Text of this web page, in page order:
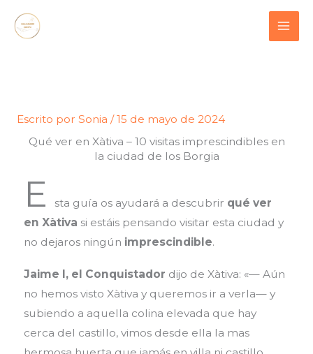
Escrito por Sonia /15 de mayo de 2024
Qué ver en Xàtiva – 10 visitas imprescindibles en
la ciudad de los Borgia
E sta guía os ayudará a descubrir qué ver
en Xàtiva si estáis pensando visitar esta ciudad y
no dejaros ningún imprescindible.
Jaime I, el Conquistador dijo de Xàtiva: «— Aún
no hemos visto Xàtiva y queremos ir a verla— y
subiendo a aquella colina elevada que hay
cerca del castillo, vimos desde ella la mas